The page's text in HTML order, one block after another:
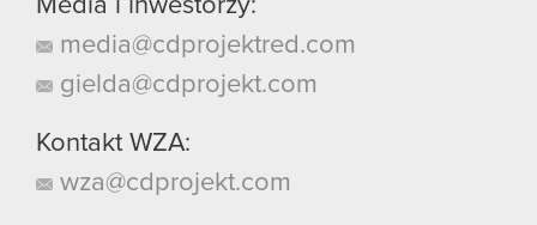
Media i inwestorzy:
media@cdprojektred.com
gielda@cdprojekt.com
Kontakt WZA:
wza@cdprojekt.com